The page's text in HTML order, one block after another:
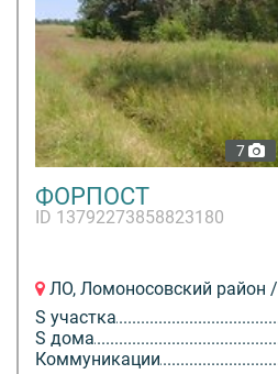
7
ФОРПОСТ
ID 13792273858823180
ЛО, Ломоносовский район /
S участка
S дома
Коммуникации